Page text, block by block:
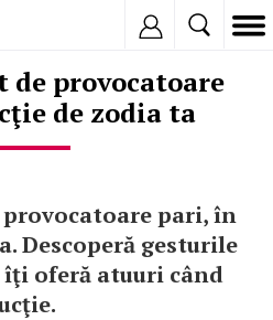
de provocatoare
de zodia ta
provocatoare pari, în
Descoperă gesturile
oferă atuuri când